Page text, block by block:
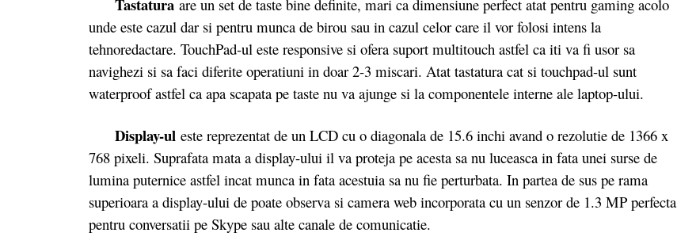
are un set de taste bine definite, mari ca dimensiune perfect atat pentru gaming acolo
unde este cazul dar si pentru munca de birou sau in cazul celor care il vor folosi intens la
tehnoredactare. TouchPad-ul este responsive si ofera suport multitouch astfel ca iti va fi usor sa
navighezi si sa faci diferite operatiuni in doar 2-3 miscari. Atat tastatura cat si touchpad-ul sunt
waterproof astfel ca apa scapata pe taste nu va ajunge si la componentele interne ale laptop-ului.
Display-ul este reprezentat de un LCD cu o diagonala de 15.6 inchi avand o rezolutie de 1366 x
768 pixeli. Suprafata mata a display-ului il va proteja pe acesta sa nu luceasca in fata unei surse de
lumina puternice astfel incat munca in fata acestuia sa nu fie perturbata. In partea de sus pe rama
superioara a display-ului de poate observa si camera web incorporata cu un senzor de 1.3 MP perfecta
pentru conversatii pe Skype sau alte canale de comunicatie.